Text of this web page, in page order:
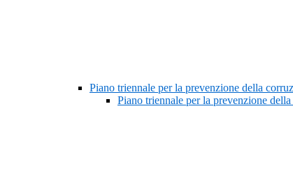
Piano triennale per la prevenzione della
Piano triennale per la prevenzione